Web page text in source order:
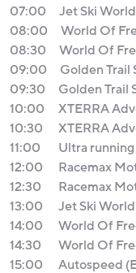
07:00
Jet Ski
08:00
World Of
08:30
World Of
09:00
Golden Trail
09:30
Golden Trail
10:00
XTERRA
10:30
XTERRA
11:00
Ultra
12:00
Racemax
12:30
Racemax
13:00
Jet Ski
14:00
World Of
14:30
World Of
15:00
Autospeed